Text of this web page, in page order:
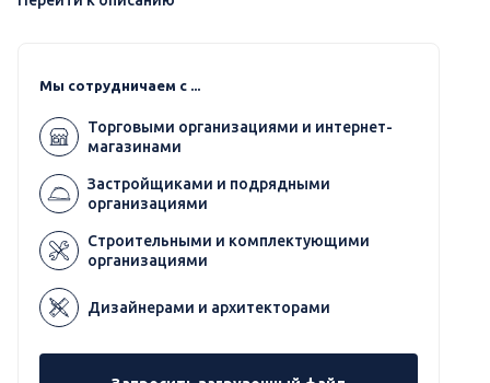
Мы сотрудничаем с ...
Торговыми организациями и интернет-
магазинами
Застройщиками и подрядными
организациями
Строительными и комплектующими
организациями
Дизайнерами и архитекторами